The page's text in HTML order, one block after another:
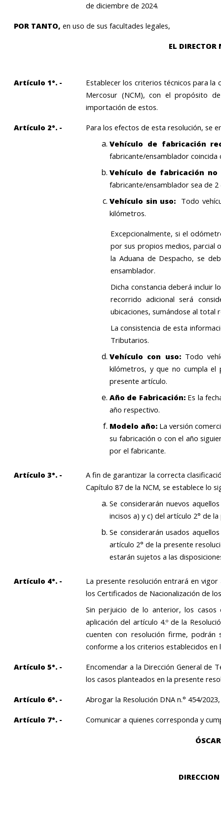
de diciembre de 2024.
POR TANTO, en uso de sus facultades legales,
EL
Artículo 1°. -
Establecer los criterios técnicos para la
Mercosur (NCM), con el propósito
importación de estos.
Artículo 2°. -
Para los efectos de esta resolución, se
Vehículo de fabricación
fabricante/ensamblador coincida
Vehículo de fabricación no
fabricante/ensamblador sea de
Vehículo sin uso: Todo
kilómetros.
Excepcionalmente, si el
por sus propios medios, parcial
la Aduana de Despacho, se
ensamblador.
Dicha constancia deberá incluir
recorrido adicional será
ubicaciones, sumándose al total
La consistencia de esta
Tributarios.
Vehículo con uso: Todo
kilómetros, y que no cumpla el
presente artículo.
Año de Fabricación: Es la
año respectivo.
Modelo año: La versión
su fabricación o con el año
por el fabricante.
Artículo 3°. -
A fin de garantizar la correcta
Capítulo 87 de la NCM, se establece lo
Se considerarán nuevos
incisos a) y c) del artículo 2° de
Se considerarán usados
artículo 2° de la presente
estarán sujetos a las
Artículo 4°. -
La presente resolución entrará en
los Certificados de Nacionalización de
Sin perjuicio de lo anterior, los casos
aplicación del artículo 4.º de la
cuenten con resolución firme,
conforme a los criterios establecidos en
Artículo 5°. -
Encomendar a la Dirección General de
los casos planteados en la presente
Artículo 6°. - Abrogar la Resolución DNA n.° 454/
Artículo 7°. - Comunicar a quienes corresponda y